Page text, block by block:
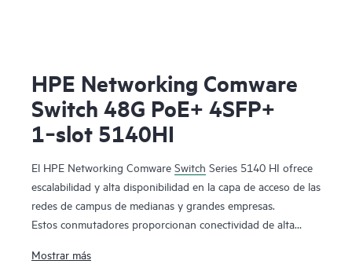
HPE Networking Comware
Switch 48G PoE+ 4SFP+
1‑slot 5140HI
El HPE Networking Comware Switch Series 5140 HI ofrece
escalabilidad y alta disponibilidad en la capa de acceso de las
redes de campus de medianas y grandes empresas.
Estos conmutadores proporcionan conectividad de alta
GbE y los puertos combinados. La compatibilidad con
Mostrar más